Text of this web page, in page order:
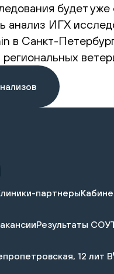
будет
анализ ИГХ
в Санкт-
партнеры
Результаты
12 лит В